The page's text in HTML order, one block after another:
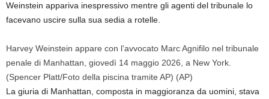
Weinstein appariva inespressivo mentre gli agenti del tribunale lo
facevano uscire sulla sua sedia a rotelle.
Harvey Weinstein appare con l’avvocato Marc Agnifilo nel tribunale
penale di Manhattan, giovedì 14 maggio 2026, a New York.
(Spencer Platt/Foto della piscina tramite AP) (AP)
La giuria di Manhattan, composta in maggioranza da uomini, stava